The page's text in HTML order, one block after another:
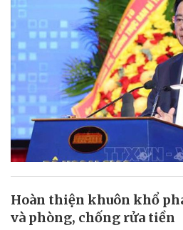
Hoàn thiện khuôn khổ
và phòng, chống rửa tiền